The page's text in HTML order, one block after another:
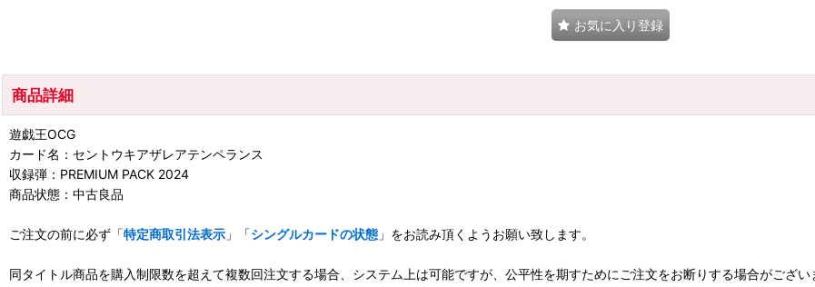
お気に入り登録
商品詳細
遊戯王OCG
カード名：セントウキアザレアテンペランス
収録弾：PREMIUM PACK 2024
商品状態：中古良品
ご注文の前に必ず「特定商取引法表示 」「シングルカードの状態 」をお読み頂くようお願い致します。
同タイトル商品を購入制限数を超えて複数回注文する場合、システム上は可能ですが、公平性を期すためにご注文をお断りする場合がござい